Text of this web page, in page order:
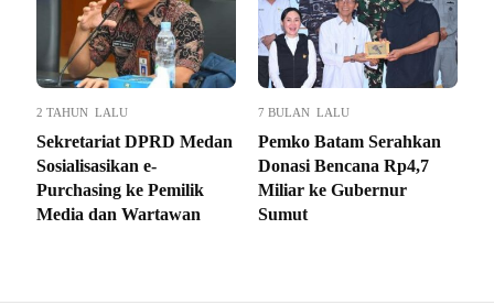
2 TAHUN LALU
Sekretariat DPRD Medan
Sosialisasikan e-
Purchasing ke Pemilik
Media dan Wartawan
7 BULAN LALU
Pemko Batam Serahkan
Donasi Bencana Rp4,7
Miliar ke Gubernur
Sumut